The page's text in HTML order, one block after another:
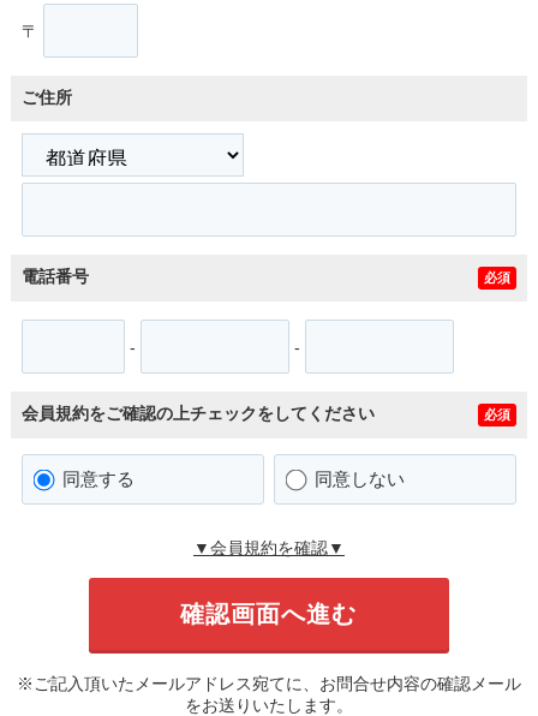
〒
ご住所
電話番号 必須
- -
会員規約をご確認の上チェックをしてください 必須
同意する 同意しない
▼会員規約を確認▼
※ご記入頂いたメールアドレス宛てに、お問合せ内容の確認メール
をお送りいたします。